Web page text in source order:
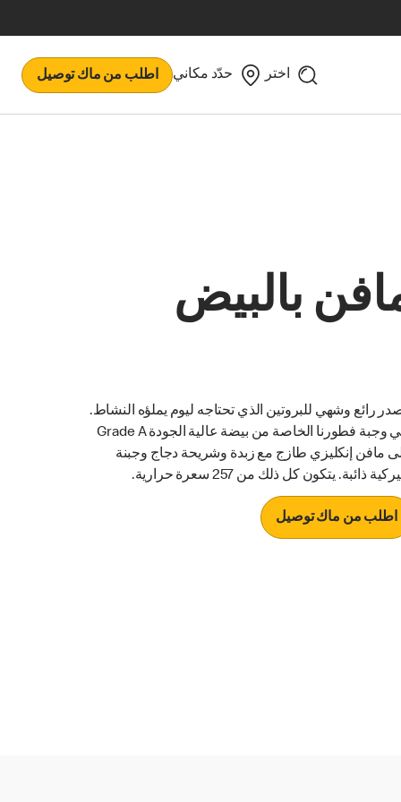
اختر حدّد مكاني اطلب من ماك توصيل
بالبيض
رائع وشهي للبروتين الذي تحتاجه ليوم يملؤه النشاط.
تأتي وجبة فطورنا الخاصة من بيضة عالية الجودة Grade A
مافن إنكليزي طازج مع زبدة وشريحة دجاج وجبنة
ذائبة. يتكون كل ذلك من 257 سعرة حرارية.
اطلب من ماك توصيل